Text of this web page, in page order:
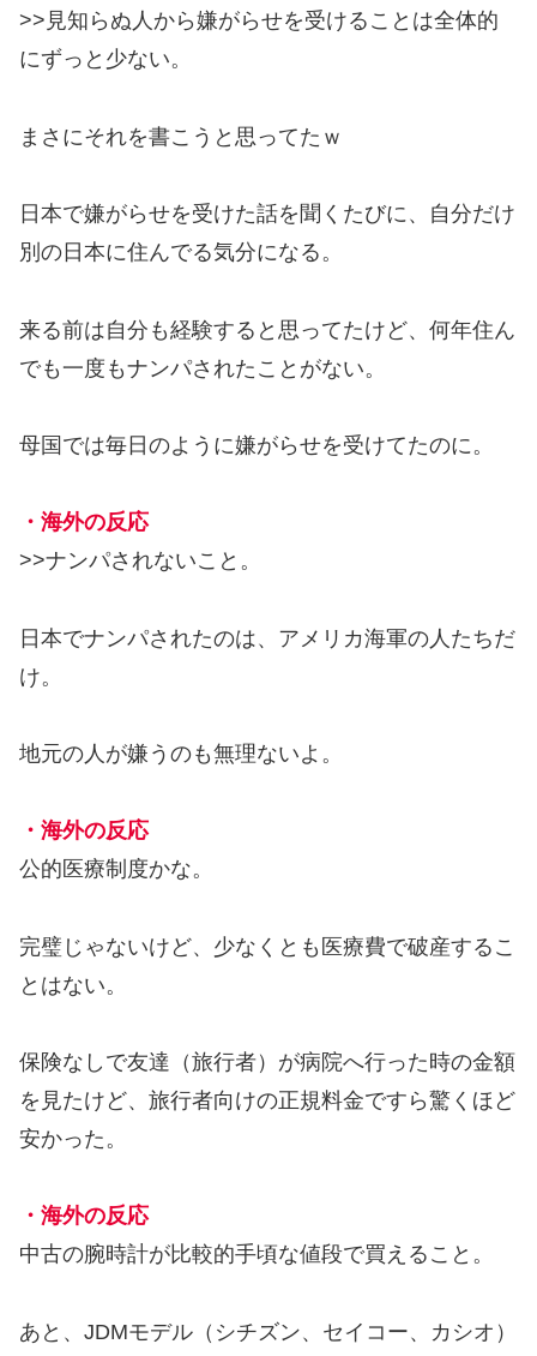
>>見知らぬ人から嫌がらせを受けることは全体的
にずっと少ない。
まさにそれを書こうと思ってたｗ
日本で嫌がらせを受けた話を聞くたびに、自分だけ
別の日本に住んでる気分になる。
来る前は自分も経験すると思ってたけど、何年住ん
でも一度もナンパされたことがない。
母国では毎日のように嫌がらせを受けてたのに。
・海外の反応
>>ナンパされないこと。
日本でナンパされたのは、アメリカ海軍の人たちだ
け。
地元の人が嫌うのも無理ないよ。
・海外の反応
公的医療制度かな。
完璧じゃないけど、少なくとも医療費で破産するこ
とはない。
保険なしで友達（旅行者）が病院へ行った時の金額
を見たけど、旅行者向けの正規料金ですら驚くほど
安かった。
・海外の反応
中古の腕時計が比較的手頃な値段で買えること。
あと、JDMモデル（シチズン、セイコー、カシオ）